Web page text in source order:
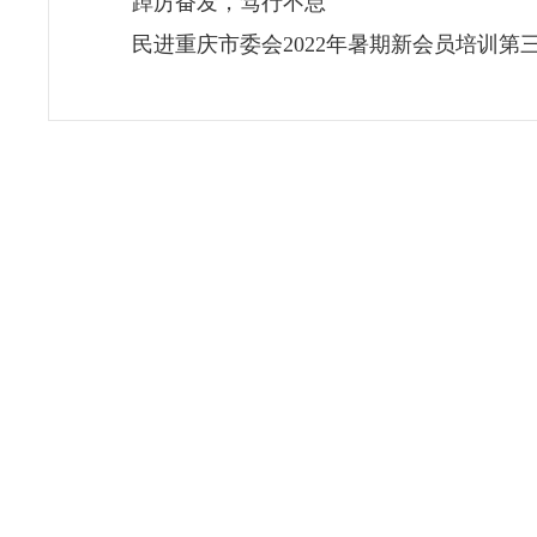
民进重庆市委会2022年暑期新会员培训第